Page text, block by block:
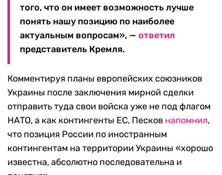
того, что он имеет возможность лучше
понять нашу позицию по наиболее
актуальным вопросам», — ответил
представитель Кремля.
Комментируя планы европейских союзников
Украины после заключения мирной сделки
отправить туда свои войска уже не под флагом
НАТО, а как контингенты ЕС, Песков напомнил,
что позиция России по иностранным
контингентам на территории Украины «хорошо
известна, абсолютно последовательна и